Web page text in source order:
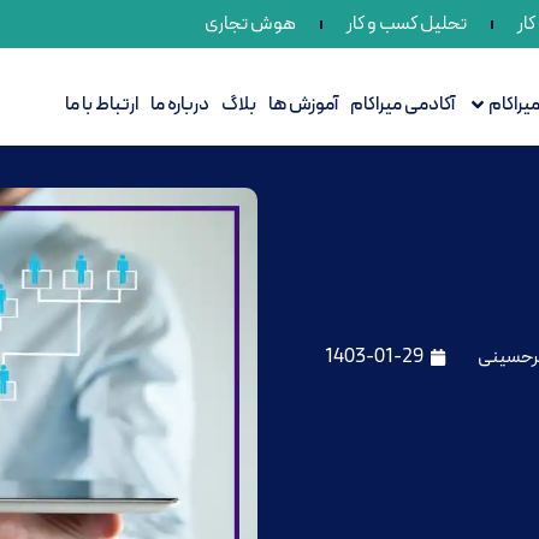
تحلیل کسب و کار هوش تجاری
آکادمی میراکام آموزش ها بلاگ درباره ما ارتباط با ما
1403-01-29